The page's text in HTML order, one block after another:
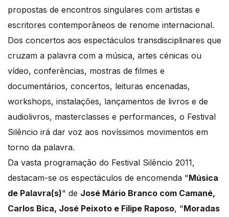
propostas de encontros singulares com artistas e
escritores contemporâneos de renome internacional.
Dos concertos aos espectáculos transdisciplinares que
cruzam a palavra com a música, artes cénicas ou
vídeo, conferências, mostras de filmes e
documentários, concertos, leituras encenadas,
workshops, instalações, lançamentos de livros e de
audiolivros, masterclasses e performances, o Festival
Silêncio irá dar voz aos novíssimos movimentos em
torno da palavra.
Da vasta programação do Festival Silêncio 2011,
destacam-se os espectáculos de encomenda "Música
de Palavra(s)" de José Mário Branco com Camané,
Carlos Bica, José Peixoto e Filipe Raposo, "Moradas